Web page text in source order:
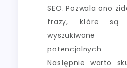
SEO. Pozwala ono
frazy, które są
potencjalnych
Następnie warto